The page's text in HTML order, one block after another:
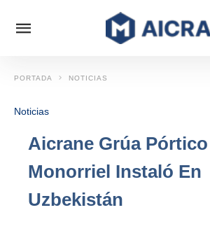
PORTADA NOTICIAS
Noticias
Aicrane Grúa Pórtico
Monorriel Instaló En
Uzbekistán